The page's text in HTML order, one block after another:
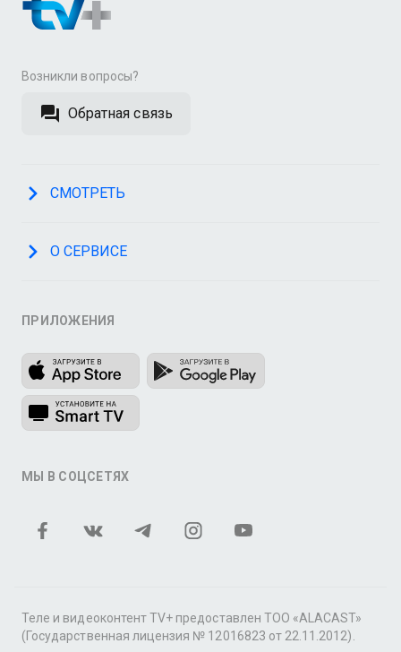
Возникли вопросы?
Обратная связь
СМОТРЕТЬ
О СЕРВИСЕ
ПРИЛОЖЕНИЯ
МЫ В СОЦСЕТЯХ
Теле и видеоконтент TV+ предоставлен ТОО «ALACAST»
(Государственная лицензия № 12016823 от 22.11.2012).